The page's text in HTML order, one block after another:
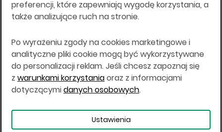
kierowane do osób mających miejsce
zamieszkania lub pobytu w Stanach
Japonii, ani w dowolnej innej jurysdykcji, w której
taki materiał byłby sprzeczny z prawem lub w
których zgodne z prawem nabycie produktów
inwestycyjnych nie jest możliwe lub w której nie
jest możliwe złożenie oferty. Prawa obowiązujące
w danej jurysdykcji określają, czy jest możliwe
nabycie poszczególnych produktów
Copyright © 2026 BOŚ | BOSSA.PL
preferencji, które zapewniają wygodę korzystania, a
także analizujące ruch na stronie.
Po wyrażeniu zgody na cookies marketingowe i
analityczne pliki cookie mogą być wykorzystywane
do personalizacji reklam. Jeśli chcesz zapoznaj się
z warunkami korzystaniaoraz z informacjami
dotyczącymidanych osobowych.
Ustawienia